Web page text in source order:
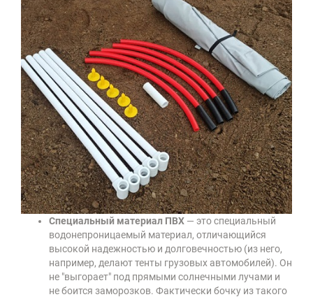
Специальный материал ПВХ — это специальный
водонепроницаемый материал, отличающийся
высокой надежностью и долговечностью (из него,
например, делают тенты грузовых автомобилей). Он
не "выгорает" под прямыми солнечными лучами и
не боится заморозков. Фактически бочку из такого